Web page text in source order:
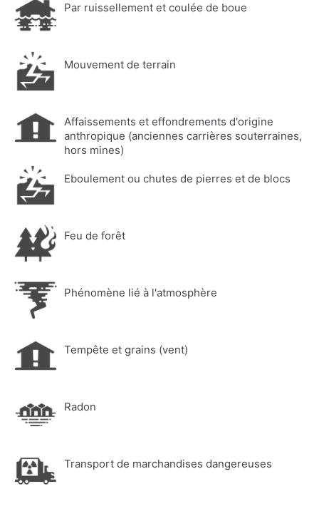
Par ruissellement et coulée de boue
Mouvement de terrain
Affaissements et effondrements d'origine
anthropique (anciennes carrières souterraines,
hors mines)
Eboulement ou chutes de pierres et de blocs
Feu de forêt
Phénomène lié à l'atmosphère
Tempête et grains (vent)
Radon
Transport de marchandises dangereuses